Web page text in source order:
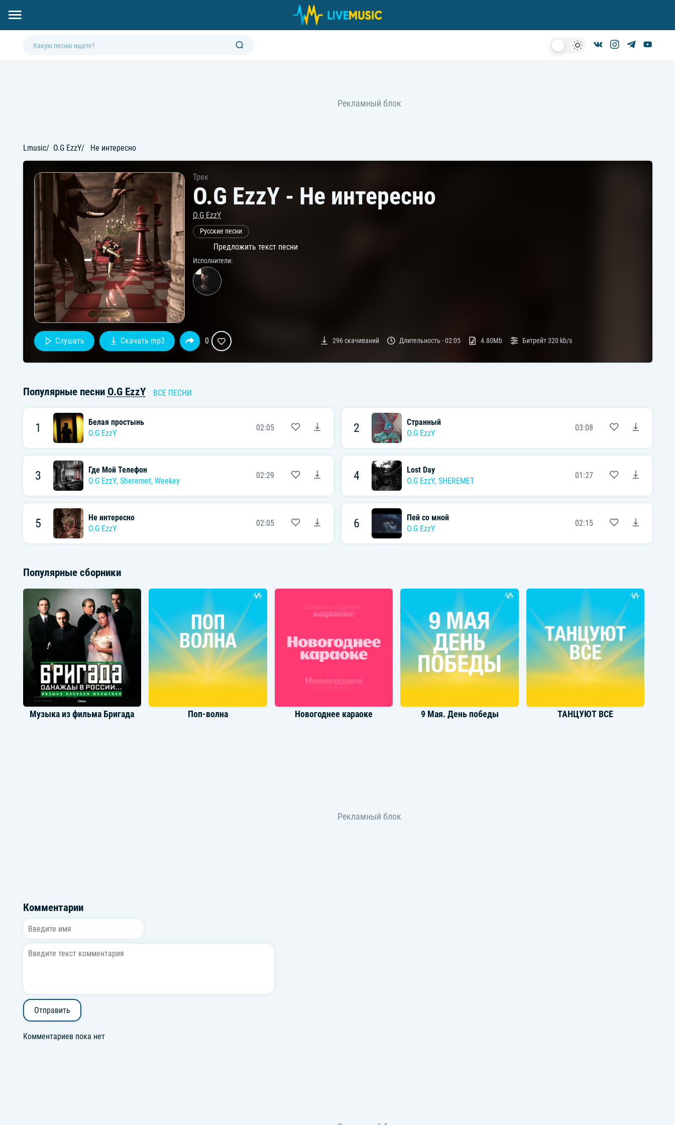
Lmusic O.G EzzY Не интересно
Трек
O.G EzzY - Не интересно
O.G EzzY
Русские песни
Предложить текст песни
Исполнители:
Слушать Скачать mp3 0 296скачиваний Длительность -02:05 4.80Mb Битрейт320 kb/s
Популярные песни O.G EzzY ВСЕ ПЕСНИ
1
Белая простынь
O.G EzzY
02:05 2
Странный
O.G EzzY
03:08
3
Где Мой Телефон
O.G EzzY, Sheremet, Weekey
02:29 4
Lost Day
O.G EzzY, SHEREMET
01:27
5
Не интересно
O.G EzzY
02:05 6
Пей со мной
O.G EzzY
02:15
Популярные сборники
Музыка из фильма Бригада Поп-волна Новогоднее караоке 9 Мая. День победы ТАНЦУЮТ ВСЕ
Комментарии
Отправить
Комментариев пока нет